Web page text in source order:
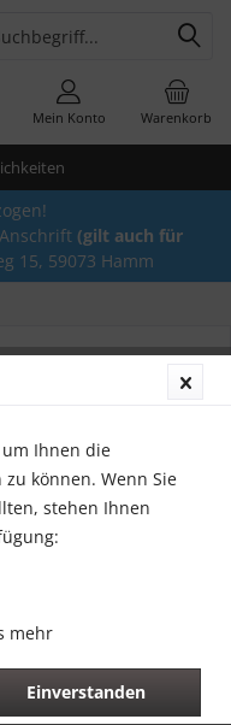
Warenkorb
Mein Konto
(gilt auch für
15, 59073 Hamm
um Ihnen die
können. Wenn Sie
stehen Ihnen
mehr
Einverstanden